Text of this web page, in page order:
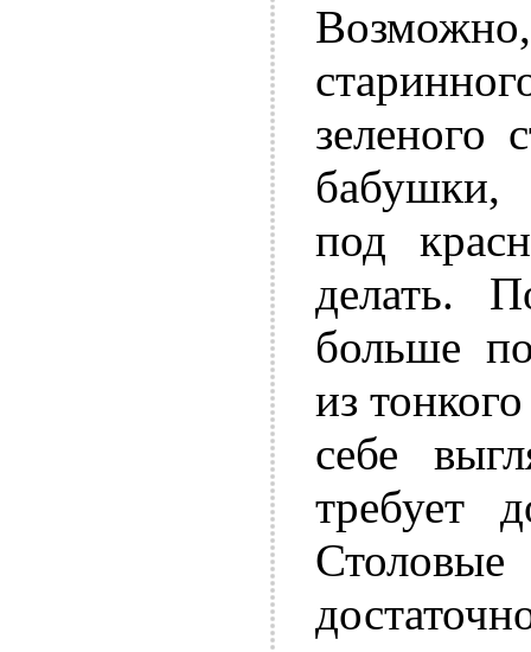
зеленого
бабушки,
под
делать.
больше
из
себе
требует